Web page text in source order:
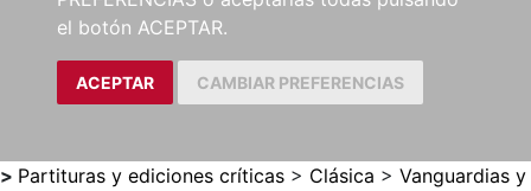
el botón ACEPTAR.
ACEPTAR CAMBIAR PREFERENCIAS
> Partituras y ediciones críticas > Clásica > Vanguardias y